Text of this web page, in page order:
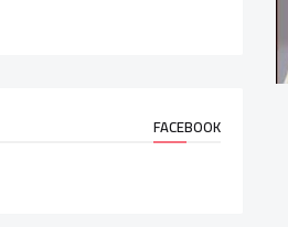
FACEBOOK